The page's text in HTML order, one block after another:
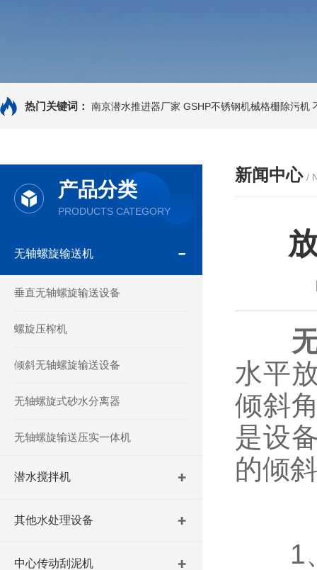
热门关键词： 南京潜水推进器厂家 GSHP不锈钢机械格栅除污机
产品分类
PRODUCTS CATEGORY
无轴螺旋输送机
垂直无轴螺旋输送设备
螺旋压榨机
倾斜无轴螺旋输送设备
无轴螺旋式砂水分离器
无轴螺旋输送压实一体机
潜水搅拌机
其他水处理设备
中心传动刮泥机
新闻中心 /
水平
倾斜
是设
的倾
1、